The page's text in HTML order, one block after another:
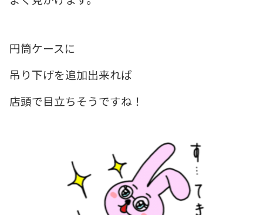
円筒ケースに
吊り下げを追加出来れば
店頭で目立ちそうですね！